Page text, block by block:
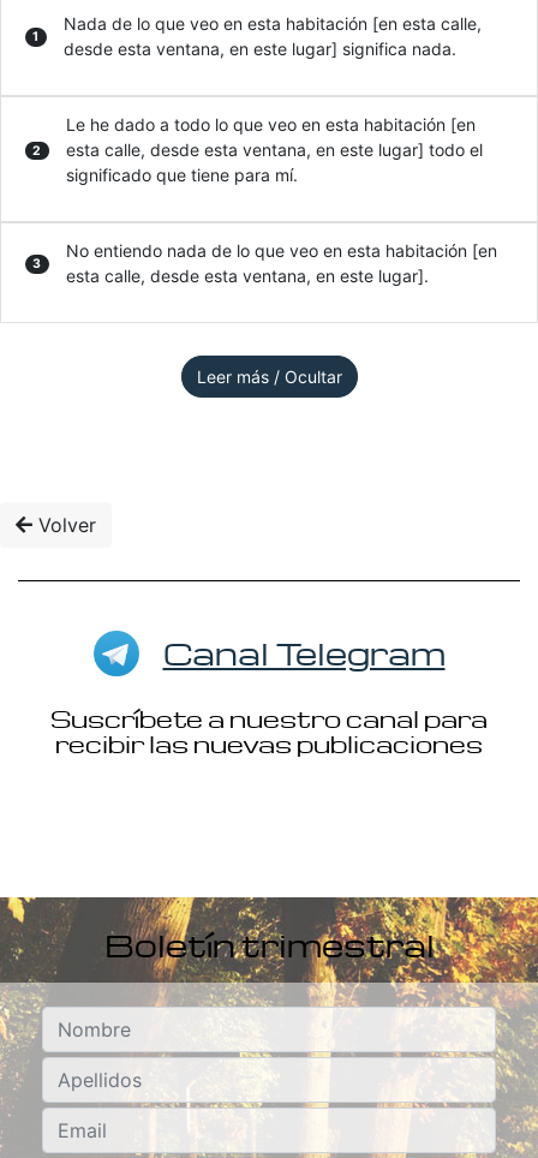
1
Nada de lo que veo en esta habitación [en esta calle,
desde esta ventana, en este lugar] significa nada.
2
Le he dado a todo lo que veo en esta habitación [en
esta calle, desde esta ventana, en este lugar] todo el
significado que tiene para mí.
3
No entiendo nada de lo que veo en esta habitación [en
esta calle, desde esta ventana, en este lugar].
Leer más / Ocultar
Volver
Canal Telegram
Suscríbete a nuestro canal para
recibir las nuevas publicaciones
Boletín trimestral